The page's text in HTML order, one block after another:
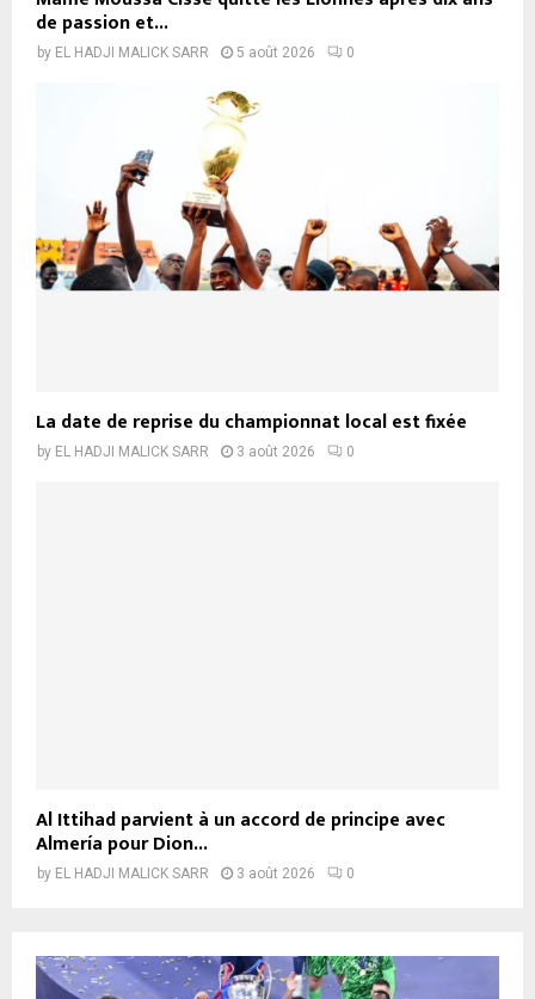
de passion et...
by EL HADJI MALICK SARR 5 août 2026 0
La date de reprise du championnat local est fixée
by EL HADJI MALICK SARR 3 août 2026 0
Al Ittihad parvient à un accord de principe avec
Almería pour Dion...
by EL HADJI MALICK SARR 3 août 2026 0